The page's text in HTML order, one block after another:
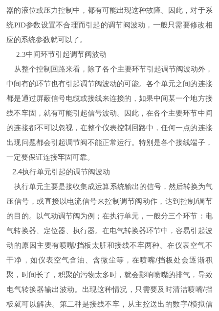
器的液位或压力控制中，都有可能出现这种故障。因此，对于系
统PID参数设置不合理而引起的调节阀波动，一般只需要修改相
应的系统参数就可以了。
2.3中间环节引起调节阀波动
从整个控制回路来看，除了各个主要环节引起调节阀波动外，
中间有的环节也有引起调节阀波动的可能。各个单元之间的连接
都是通过屏蔽信号电缆或接线来连接的，如果中间某一个地方接
线不牢固，就有可能引起信号波动。因此，在各个主要环节中间
的连接都不可以忽视，在整个仪表控制回路中，任何一点的连接
出现问题都会引起调节阀不能正常运行。特别是各个接线端子，
一定要保证连接牢固可靠。
2.4执行单元引起的调节阀波动
执行单元主要是接收集成运算系统输出的信号，然后转换为气
压信号，或直接以电流信号来控制调节阀动作，达到控制 /调节
的目的。以气动调节阀为例；在执行单元，一般分三个环节：电
气转换器、定位器、执行器。在电气转换器环节中，容易引起波
动的原因主要有喷嘴/挡板太脏和接线不牢两种。在仪表空气不
干净，如仪表空气含油、含微尘等，在喷嘴/挡板处会逐渐积
聚，时间长了，积聚的污物太多时，就会影响喷嘴的排气，导致
电气转换器输出波动。出现这种情况，只需要及时清洁喷嘴/挡
板就可以解决。第二种是接线不牢，从主控送出的数字/模拟信